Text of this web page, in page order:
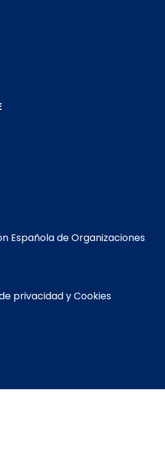
Española de Organizaciones
privacidad y Cookies